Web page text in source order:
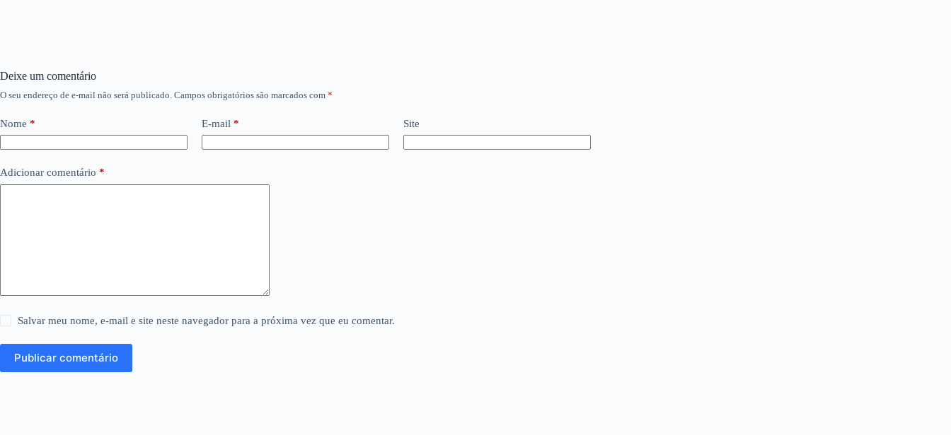
Deixe um comentário
O seu endereço de e-mail não será publicado. Campos obrigatórios são marcados com *
Nome * E-mail * Site
Adicionar comentário *
Salvar meu nome, e-mail e site neste navegador para a próxima vez que eu comentar.
Publicar comentário